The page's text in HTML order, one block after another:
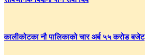
कालीकोटका नौ पालिकाको चार अर्ब ५५ करोड बजेट